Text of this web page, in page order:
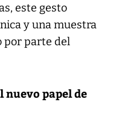
este gesto
y una muestra
por parte del
nuevo papel de